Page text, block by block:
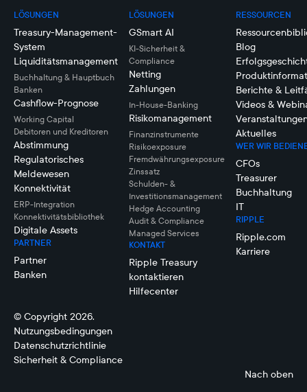
LÖSUNGEN
Treasury-Management-
System
Liquiditätsmanagement
Buchhaltung & Hauptbuch
Banken
Cashflow-Prognose
Working Capital
Debitoren und Kreditoren
Abstimmung
Regulatorisches
Meldewesen
Konnektivität
ERP-Integration
Konnektivitätsbibliothek
Digitale Assets
PARTNER
Partner
Banken
LÖSUNGEN
GSmart AI
KI-Sicherheit &
Compliance
Netting
Zahlungen
In-House-Banking
Risikomanagement
Finanzinstrumente
Risikoexposure
Fremdwährungsexposure
Zinssatz
Schulden- &
Investitionsmanagement
Hedge Accounting
Audit & Compliance
Managed Services
KONTAKT
Ripple Treasury
kontaktieren
Hilfecenter
RESSOURCEN
Blog
Berichte &
Videos &
Aktuelles
WER WIR
CFOs
Treasurer
Buchhaltung
IT
RIPPLE
Ripple.com
Karriere
© Copyright 2026.
Nutzungsbedingungen
Datenschutzrichtlinie
Sicherheit & Compliance
Nach oben